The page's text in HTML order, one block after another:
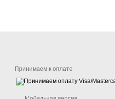
Принимаем к оплате